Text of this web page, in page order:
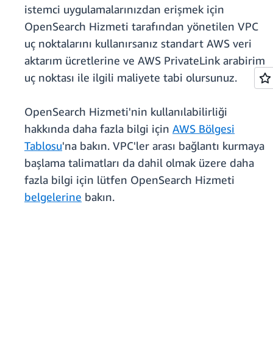
istemci uygulamalarınızdan erişmek için
OpenSearch Hizmeti tarafından yönetilen VPC
uç noktalarını kullanırsanız standart AWS veri
aktarım ücretlerine ve AWS PrivateLink arabirim
uç noktası ile ilgili maliyete tabi olursunuz.
OpenSearch Hizmeti'nin kullanılabilirliği
hakkında daha fazla bilgi için AWS Bölgesi
Tablosu'na bakın. VPC'ler arası bağlantı kurmaya
başlama talimatları da dahil olmak üzere daha
fazla bilgi için lütfen OpenSearch Hizmeti
belgelerine bakın.